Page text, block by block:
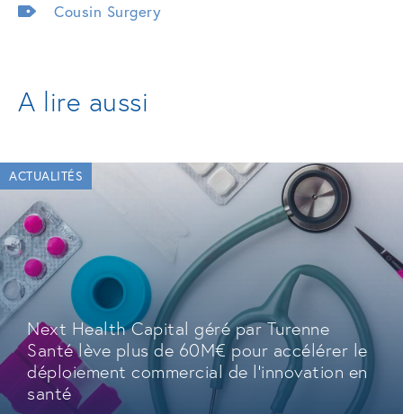
Cousin Surgery
A lire aussi
ACTUALITÉS
Next Health Capital géré par Turenne
Santé lève plus de 60M€ pour accélérer le
déploiement commercial de l'innovation en
santé